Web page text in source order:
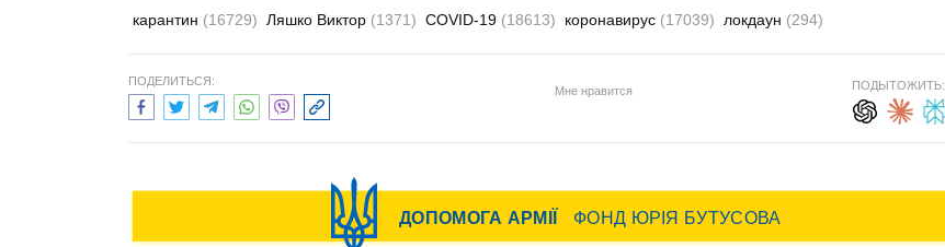
карантин (16729) Ляшко Виктор (1371) COVID-19 (18613) коронавирус (17039) локдаун (294)
ПОДЕЛИТЬСЯ:
Мне нравится ПОДЫТОЖИТЬ: